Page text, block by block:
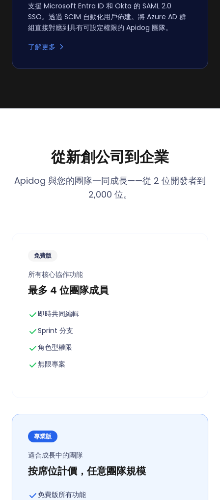
支援 Microsoft Entra ID 和 Okta 的 SAML 2.0
SSO。透過 SCIM 自動化用戶佈建。將 Azure AD 群
組直接對應到具有可設定權限的 Apidog 團隊。
了解更多
從新創公司到企業
Apidog 與您的團隊一同成長——從 2 位開發者到
2,000 位。
免費版
所有核心協作功能
最多 4 位團隊成員
即時共同編輯
Sprint 分支
角色型權限
無限專案
專業版
適合成長中的團隊
按席位計價，任意團隊規模
免費版所有功能